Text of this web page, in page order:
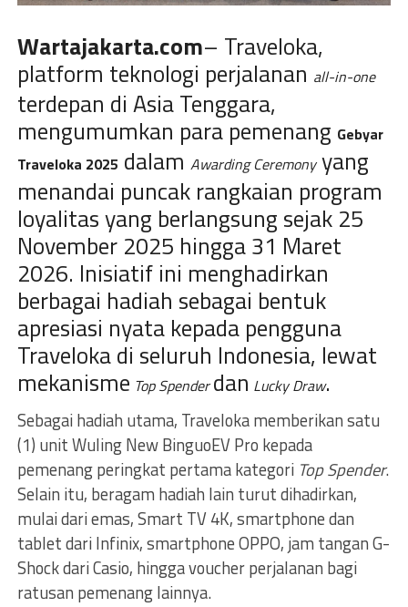
Wartajakarta.com– Traveloka,
platform teknologi perjalanan all-in-one
terdepan di Asia Tenggara,
mengumumkan para pemenang Gebyar
Traveloka 2025 dalam Awarding Ceremonyyang
menandai puncak rangkaian program
loyalitas yang berlangsung sejak 25
November 2025 hingga 31 Maret
2026. Inisiatif ini menghadirkan
berbagai hadiah sebagai bentuk
apresiasi nyata kepada pengguna
Traveloka di seluruh Indonesia, lewat
mekanisme Top Spenderdan Lucky Draw.
Sebagai hadiah utama, Traveloka memberikan satu
(1) unit Wuling New BinguoEV Pro kepada
pemenang peringkat pertama kategori Top Spender.
Selain itu, beragam hadiah lain turut dihadirkan,
mulai dari emas, Smart TV 4K, smartphone dan
tablet dari Infinix, smartphone OPPO, jam tangan G-
Shock dari Casio, hingga voucher perjalanan bagi
ratusan pemenang lainnya.